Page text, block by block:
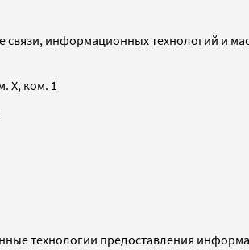
связи, информационных технологий и
X, ком. 1
технологии предоставления